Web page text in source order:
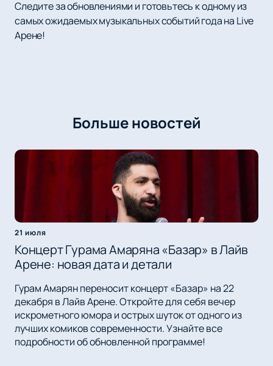
Следите за обновлениями и готовьтесь к одному из
самых ожидаемых музыкальных событий года на Live
Арене!
Больше новостей
21 июля
Концерт Гурама Амаряна «Базар» в Лайв
Арене: новая дата и детали
Гурам Амарян переносит концерт «Базар» на 22
декабря в Лайв Арене. Откройте для себя вечер
искрометного юмора и острых шуток от одного из
лучших комиков современности. Узнайте все
подробности об обновленной программе!